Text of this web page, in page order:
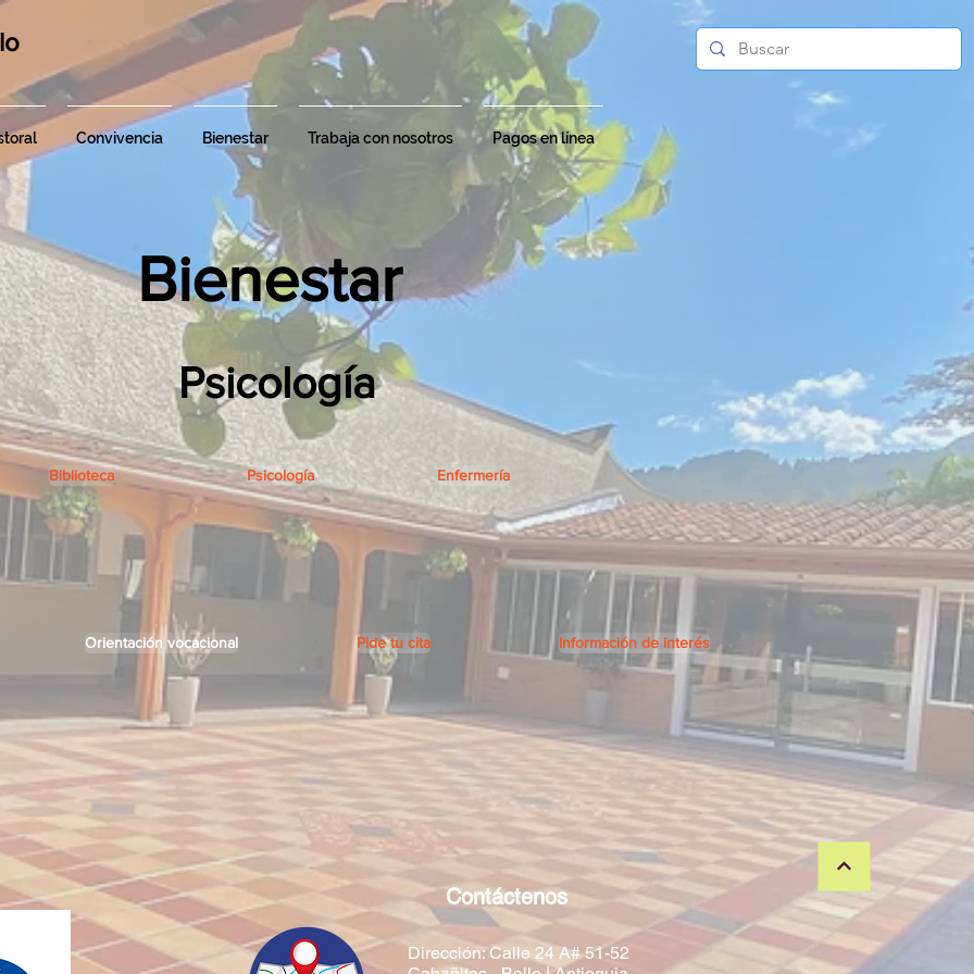
Convivencia Bienestar Trabaja con nosotros Pagos en línea
Bienestar
Psicología
Biblioteca Psicología Enfermería
Orientación vocacional Pide tu cita Información de interés
Contáctenos
Dirección: Calle 24 A# 51-52